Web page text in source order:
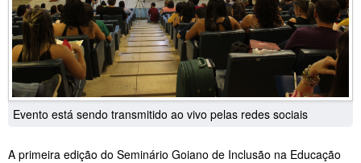
Evento está sendo transmitido ao vivo pelas redes sociais
A primeira edição do Seminário Goiano de Inclusão na Educação